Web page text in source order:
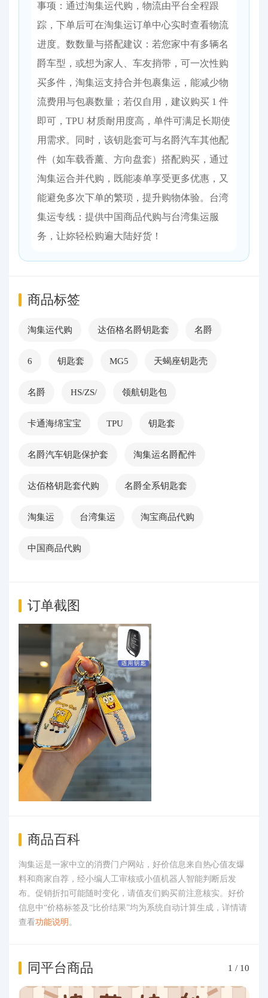
事项：通过淘集运代购，物流由平台全程跟
踪，下单后可在淘集运订单中心实时查看物流
进度。数数量与搭配建议：若您家中有多辆名
爵车型，或想为家人、车友捎带，可一次性购
买多件，淘集运支持合并包裹集运，能减少物
流费用与包裹数量；若仅自用，建议购买 1 件
即可，TPU 材质耐用度高，单件可满足长期使
用需求。同时，该钥匙套可与名爵汽车其他配
件（如车载香薰、方向盘套）搭配购买，通过
淘集运合并代购，既能凑单享受更多优惠，又
能避免多次下单的繁琐，提升购物体验。台湾
集运专线：提供中国商品代购与台湾集运服
务，让妳轻松购遍大陆好货！
商品标签
淘集运代购 达佰格名爵钥匙套 名爵
6 钥匙套 MG5 天蝎座钥匙壳
名爵 HS/ZS/ 领航钥匙包
卡通海绵宝宝 TPU 钥匙套
名爵汽车钥匙保护套 淘集运名爵配件
达佰格钥匙套代购 名爵全系钥匙套
淘集运 台湾集运 淘宝商品代购
中国商品代购
订单截图
商品百科
淘集运是一家中立的消费门户网站，好价信息来自热心值友爆
料和商家自荐，经小编人工审核或小值机器人智能判断后发
布。促销折扣可能随时变化，请值友们购买前注意核实。好价
信息中“价格标签及“比价结果”均为系统自动计算生成，详情请
查看功能说明 。
同平台商品 1 / 10